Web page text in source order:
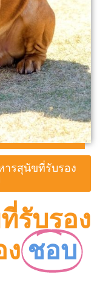
ารสุนัขที่รับรอง
รับรอง
ชอบ